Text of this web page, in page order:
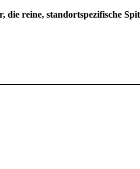
die reine, standortspezifische